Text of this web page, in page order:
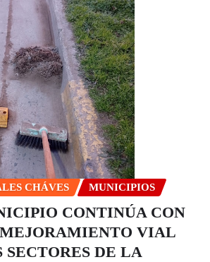
CHÁVES MUNICIPIOS
CONTINÚA CON
VIAL
SECTORES DE LA